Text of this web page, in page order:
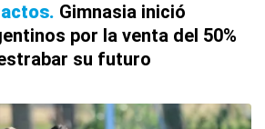
Gimnasia inició
por la venta del 50%
su futuro